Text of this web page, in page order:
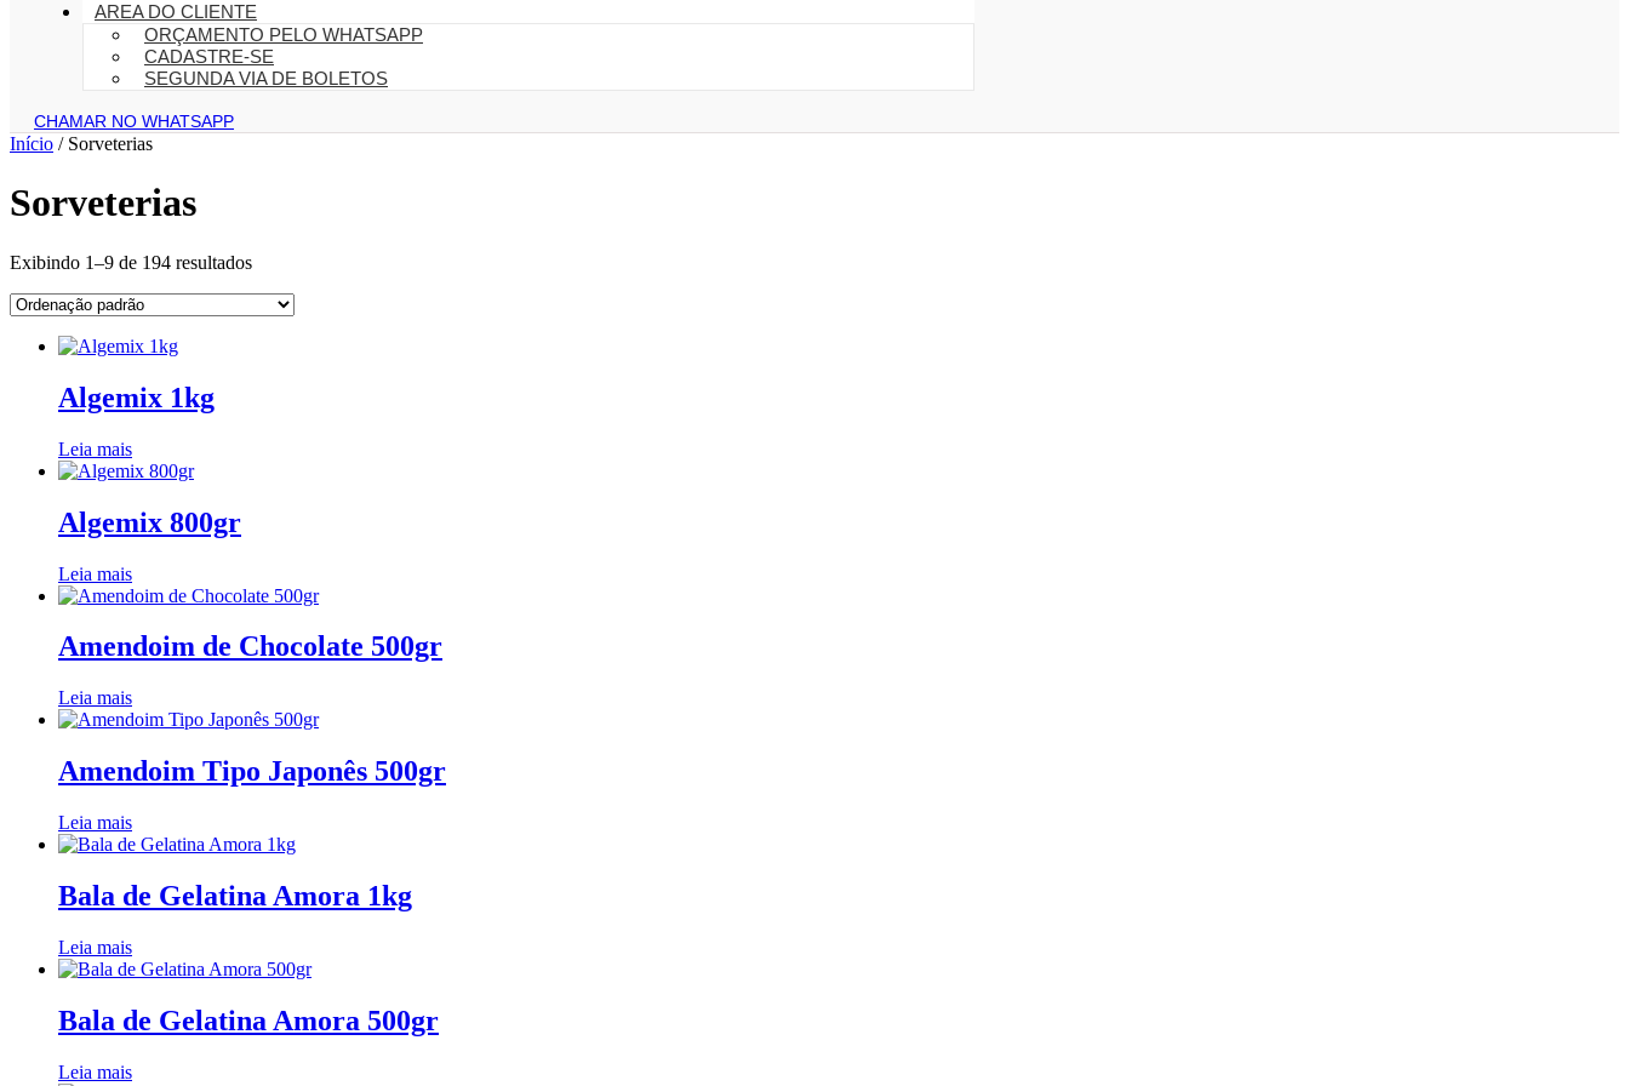
AREA DO CLIENTE
ORÇAMENTO PELO WHATSAPP
CADASTRE-SE
SEGUNDA VIA DE BOLETOS
CHAMAR NO WHATSAPP
Início / Sorveterias
Sorveterias
Exibindo 1–9 de 194 resultados
Algemix 1kg
Leia mais
Algemix 800gr
Leia mais
Amendoim de Chocolate 500gr
Leia mais
Amendoim Tipo Japonês 500gr
Leia mais
Bala de Gelatina Amora 1kg
Leia mais
Bala de Gelatina Amora 500gr
Leia mais